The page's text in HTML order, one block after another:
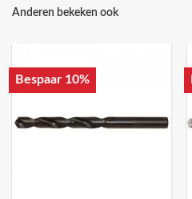
Anderen bekeken ook
Bespaar 10%